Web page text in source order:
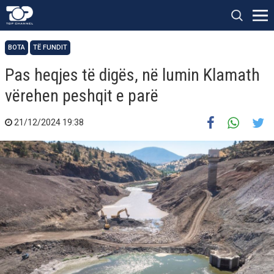
BOTA TË FUNDIT
Pas heqjes të digës, në lumin Klamath
vërehen peshqit e parë
21/12/2024 19:38